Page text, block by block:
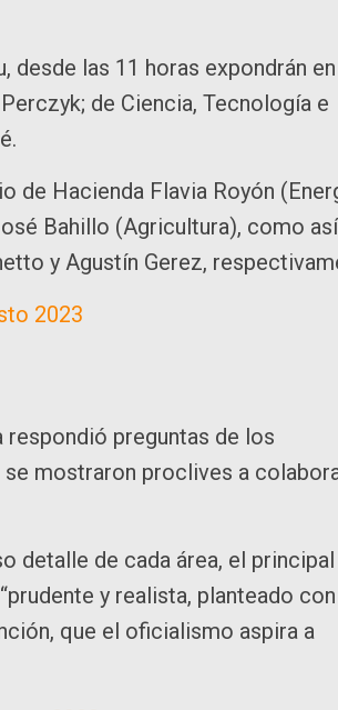
desde las 11 horas expondrán
de Ciencia, Tecnología e
de Hacienda Flavia Royón
Bahillo (Agricultura), como así
y Agustín Gerez,
2023
preguntas de los
mostraron proclives a
detalle de cada área, el principal
y realista, planteado con
que el oficialismo aspira a